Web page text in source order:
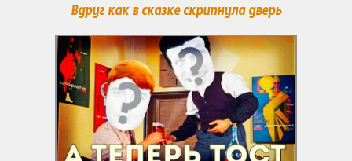
Вдруг как в сказке скрипнула дверь